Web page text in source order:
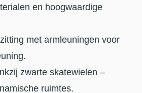
en hoogwaardige
met armleuningen voor
zwarte skatewielen –
ruimtes.